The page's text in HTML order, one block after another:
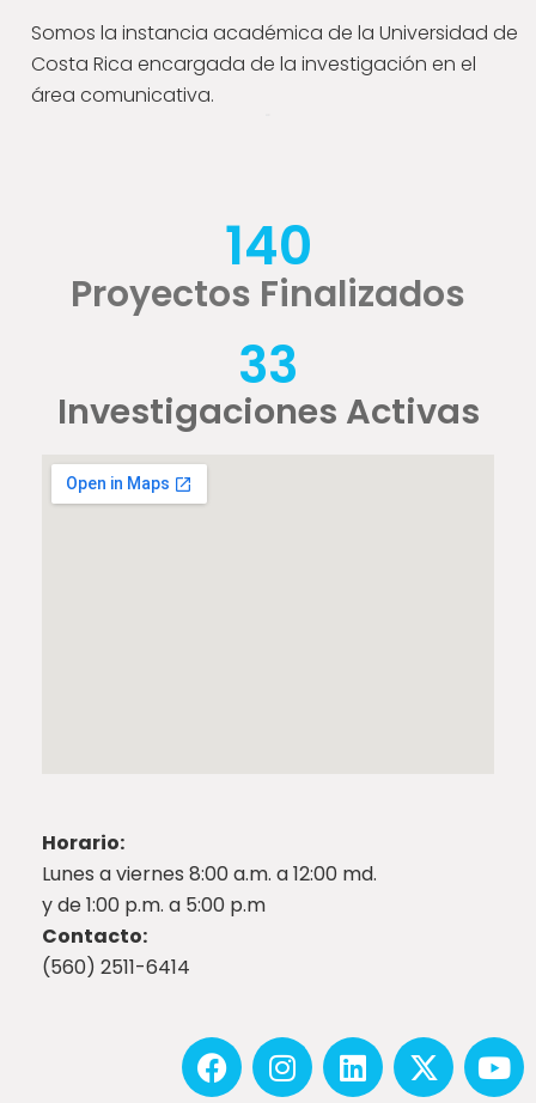
Somos la instancia académica de la Universidad de
Costa Rica encargada de la investigación en el
área comunicativa.
Proyectos Finalizados
140
Investigaciones Activas
33
Horario:
Lunes a viernes 8:00 a.m. a 12:00 md.
y de 1:00 p.m. a 5:00 p.m
Contacto:
(560) 2511-6414